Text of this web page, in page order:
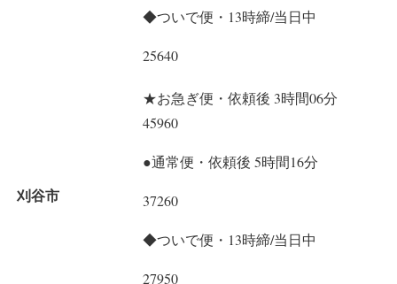
◆ついで便・13時締/当日中
25640
刈谷市
★お急ぎ便・依頼後 3時間06分
45960
●通常便・依頼後 5時間16分
37260
◆ついで便・13時締/当日中
27950